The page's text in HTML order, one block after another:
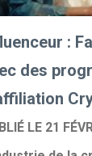
:
des
LE 21